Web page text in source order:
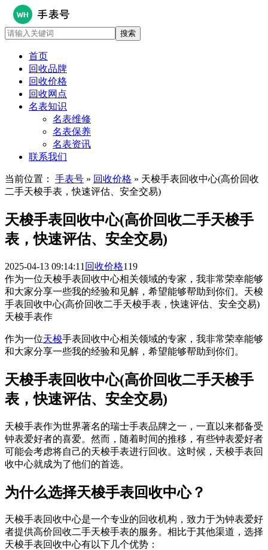
首页
回收品牌
回收价格
回收网点
名表知识
名表维修
名表保养
名表资讯
联系我们
当前位置： 手表号 » 回收价格 » 天梭手表回收中心(高价回收
二手天梭手表，快速评估、安全交易)
天梭手表回收中心(高价回收二手天梭手
表，快速评估、安全交易)
2025-04-13 09:14:11 回收价格119
作为一位天梭手表回收中心相关领域的专家，我非常荣幸能够
和大家分享一些我的经验和见解，希望能够帮助到你们。天梭
手表回收中心(高价回收二手天梭手表，快速评估、安全交易)
天梭手表作
作为一位天梭手表回收中心相关领域的专家，我非常荣幸能够
和大家分享一些我的经验和见解，希望能够帮助到你们。
天梭手表回收中心(高价回收二手天梭手
表，快速评估、安全交易)
天梭手表作为世界著名的瑞士手表品牌之一，一直以来都备受
钟表爱好者的喜爱。然而，随着时间的推移，有些钟表爱好者
可能会考虑将自己的天梭手表进行回收。这时候，天梭手表回
收中心就成为了他们的首选。
为什么选择天梭手表回收中心？
天梭手表回收中心是一个专业的回收机构，致力于为钟表爱好
者提供高价回收二手天梭手表的服务。相比于其他渠道，选择
天梭手表回收中心有以下几个优势：